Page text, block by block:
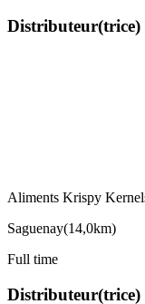
Distributeur(trice)
Aliments Krispy
Saguenay(14,0km)
Full time
Distributeur(trice)